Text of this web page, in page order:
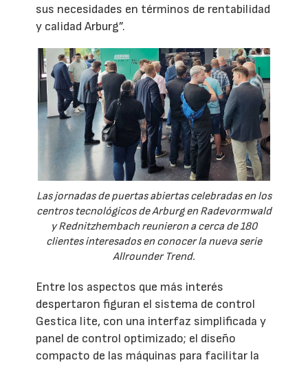
sus necesidades en términos de rentabilidad
y calidad Arburg”.
Las jornadas de puertas abiertas celebradas en los
centros tecnológicos de Arburg en Radevormwald
y Rednitzhembach reunieron a cerca de 180
clientes interesados en conocer la nueva serie
Allrounder Trend.
Entre los aspectos que más interés
despertaron figuran el sistema de control
Gestica lite, con una interfaz simplificada y
panel de control optimizado; el diseño
compacto de las máquinas para facilitar la